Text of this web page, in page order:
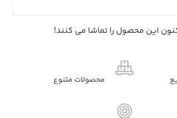
این محصول را تماشا می کنند!
محصولات متنوع